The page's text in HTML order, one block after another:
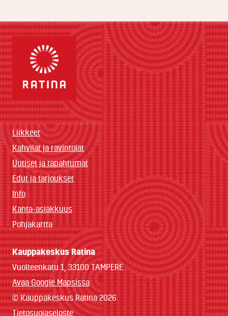
Liikkeet
Kahvilat ja ravintolat
Uutiset ja tapahtumat
Edut ja tarjoukset
Info
Kanta-asiakkuus
Pohjakartta
Kauppakeskus Ratina
Vuolteenkatu 1, 33100 TAMPERE
Avaa Google Mapsissa
© Kauppakeskus Ratina 2026
Tietosuojaseloste